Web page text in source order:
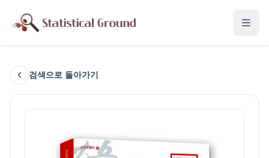
검색으로 돌아가기